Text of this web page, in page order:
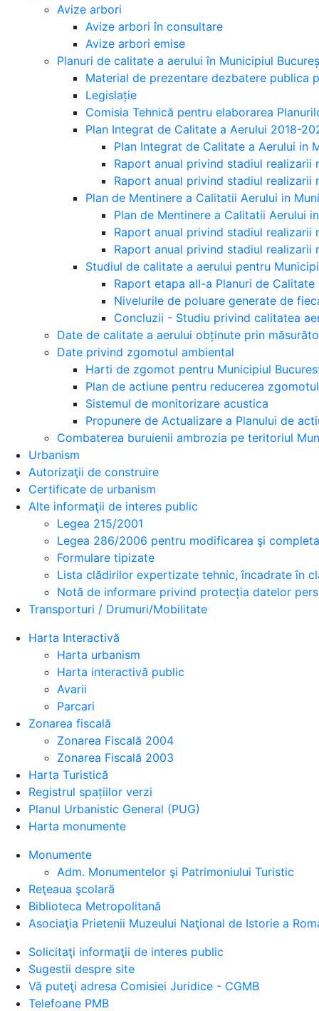
Avize arbori
Avize arbori în consultare
Avize arbori emise
Planuri de calitate a aerului în Municipiul
Material de prezentare dezbatere publica
Legislație
Comisia Tehnică pentru elaborarea
Plan Integrat de Calitate a Aerului 2018-
Plan Integrat de Calitate a Aerului in
Raport anual privind stadiul realizarii
Raport anual privind stadiul realizarii
Plan de Mentinere a Calitatii Aerului in
Plan de Mentinere a Calitatii Aerului
Raport anual privind stadiul realizarii
Raport anual privind stadiul realizarii
Studiul de calitate a aerului pentru
Raport etapa aII-a Planuri de
Nivelurile de poluare generate de
Concluzii - Studiu privind calitatea
Date de calitate a aerului obținute prin
Date privind zgomotul ambiental
Harti de zgomot pentru Municipiul
Plan de actiune pentru reducerea
Sistemul de monitorizare acustica
Propunere de Actualizare a Planului de
Combaterea buruienii ambrozia pe teritoriul
Urbanism
Autorizaţii de construire
Certificate de urbanism
Alte informaţii de interes public
Legea 215/2001
Legea 286/2006 pentru modificarea şi
Formulare tipizate
Lista clădirilor expertizate tehnic, încadrate în
Notă de informare privind protecția datelor
Transporturi / Drumuri/Mobilitate
Harta Interactivă
Harta urbanism
Harta interactivă public
Avarii
Parcari
Zonarea fiscală
Zonarea Fiscală 2004
Zonarea Fiscală 2003
Harta Turistică
Registrul spațiilor verzi
Planul Urbanistic General (PUG)
Harta monumente
Monumente
Adm. Monumentelor şi Patrimoniului Turistic
Reţeaua şcolară
Biblioteca Metropolitană
Asociaţia Prietenii Muzeului Naţional de Istorie a
Solicitaţi informaţii de interes public
Sugestii despre site
Vă puteţi adresa Comisiei Juridice - CGMB
Telefoane PMB